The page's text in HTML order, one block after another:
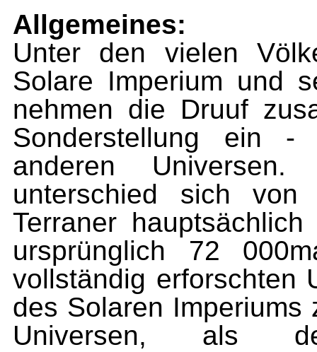
Allgemeines:
Unter den vielen
Solare Imperium und
nehmen die Druuf
Sonderstellung ein -
anderen
unterschied sich von
Terraner
ursprünglich 72
vollständig erforschten
des Solaren Imperiums
Universen, als